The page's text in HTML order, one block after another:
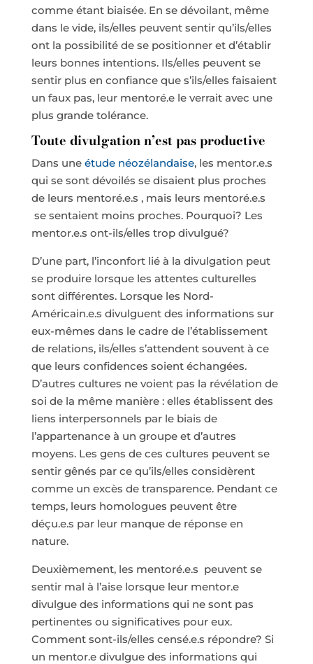
comme étant biaisée. En se dévoilant, même
dans le vide, ils/elles peuvent sentir qu’ils/elles
ont la possibilité de se positionner et d’établir
leurs bonnes intentions. Ils/elles peuvent se
sentir plus en confiance que s’ils/elles faisaient
un faux pas, leur mentoré.e le verrait avec une
plus grande tolérance.
Toute divulgation n’est pas productive
Dans une étude néozélandaise, les mentor.e.s
qui se sont dévoilés se disaient plus proches
de leurs mentoré.e.s , mais leurs mentoré.e.s
se sentaient moins proches. Pourquoi? Les
mentor.e.s ont-ils/elles trop divulgué?
D’une part, l’inconfort lié à la divulgation peut
se produire lorsque les attentes culturelles
sont différentes. Lorsque les Nord-
Américain.e.s divulguent des informations sur
eux-mêmes dans le cadre de l’établissement
de relations, ils/elles s’attendent souvent à ce
que leurs confidences soient échangées.
D’autres cultures ne voient pas la révélation de
soi de la même manière : elles établissent des
liens interpersonnels par le biais de
l’appartenance à un groupe et d’autres
moyens. Les gens de ces cultures peuvent se
sentir gênés par ce qu’ils/elles considèrent
comme un excès de transparence. Pendant ce
temps, leurs homologues peuvent être
déçu.e.s par leur manque de réponse en
nature.
Deuxièmement, les mentoré.e.s peuvent se
sentir mal à l’aise lorsque leur mentor.e
divulgue des informations qui ne sont pas
pertinentes ou significatives pour eux.
Comment sont-ils/elles censé.e.s répondre? Si
un mentor.e divulgue des informations qui